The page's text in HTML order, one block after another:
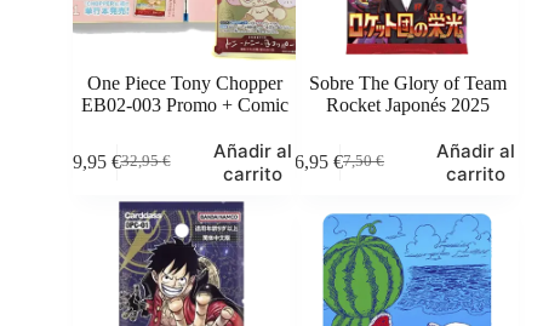
One Piece Tony Chopper
EB02-003 Promo + Comic
32,95€
El
original
era:
32,95 €.
29,95 €El
actual
es:
29,95 €.
Añadir al
carrito
Sobre The Glory of Team
Rocket Japonés 2025
7,50€
El
original
era:
7,50 €.
6,95 €El
actual
es:
6,95 €.
Añadir al
carrito